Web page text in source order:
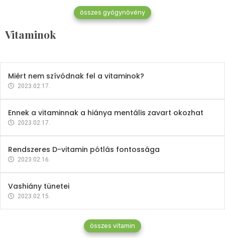
összes gyógynövény
Vitaminok
Mindent a B-12 vitaminról
2023.02.27.
Miért nem szívódnak fel a vitaminok?
2023.02.17.
Ennek a vitaminnak a hiánya mentális zavart okozhat
2023.02.17.
Rendszeres D-vitamin pótlás fontossága
2023.02.16.
Vashiány tünetei
2023.02.15.
összes vitamin